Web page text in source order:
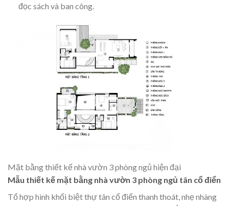
đọc sách và ban công.
Mặt bằng thiết kế nhà vườn 3 phòng ngủ hiện đại
Mẫu thiết kế mặt bằng nhà vườn 3 phòng ngủ tân cổ điển
Tổ hợp hình khối biệt thự tân cổ điển thanh thoát, nhẹ nhàng